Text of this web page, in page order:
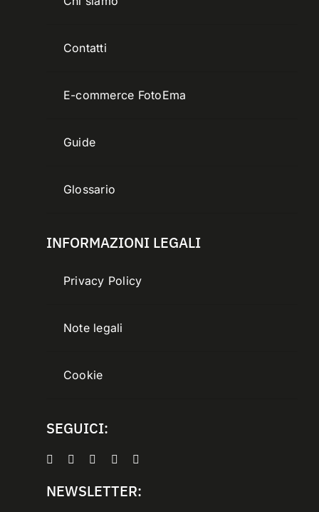
Contatti
E-commerce FotoEma
Guide
Glossario
INFORMAZIONI LEGALI
Privacy Policy
Note legali
Cookie
SEGUICI:
NEWSLETTER: